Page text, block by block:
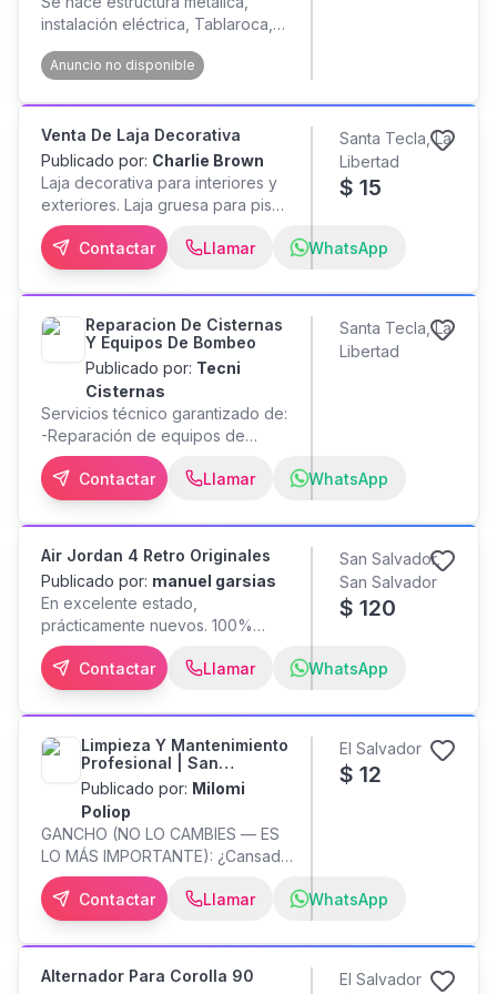
Anuncio no disponible
instalación eléctrica, Tablaroca,
fontaneria llamar al WhatsApp
Venta De Laja Decorativa
Publicado por: Charlie Brown
Laja decorativa para interiores y
exteriores. Laja gruesa para piso
y delgada para enchape.
Contactar
Llamar WhatsApp
Santa Tecla, La
Libertad
$ 15
Reparacion De Cisternas
Y Equipos De Bombeo
Publicado por: Tecni
Cisternas
Servicios técnico garantizado de:
-Reparación de equipos de
bombeo -Limpieza y desinfección
de cisternas tanque y tinacos -
Construcción de cisternas -
instalación y venta de equipo
para cisterna TODO SOBRE
CISTERNAS Llámenos, sera un
gusto atenderle. WhatsApp
Contactar Llamar WhatsApp
Santa Tecla, La
Libertad
Air Jordan 4 Retro Originales
Publicado por: manuel garsias
En excelente estado,
prácticamente nuevos. 100%
originales. No incluyen caja ni
plantillas. Entrega en lugar a
convenir. **$120 negociables**.
Talla 8.5 US Escríbeme sin
compromiso si necesitas más
fotos o información. Mas
información
Contactar Llamar WhatsApp
San Salvador,
San Salvador
$ 120
Limpieza Y Mantenimiento
Profesional | San
Salvador
Publicado por: Milomi
Poliop
GANCHO (NO LO CAMBIES — ES
LO MÁS IMPORTANTE): ¿Cansado
de contratar alguien que llega
tarde, deja la mitad del trabajo sin
hacer, te pide que le compres
cloro y trapeador, y al final te
cobra más de lo acordado?
Contactar Llamar WhatsApp
El Salvador
$ 12
Alternador Para Corolla 90
El Salvador